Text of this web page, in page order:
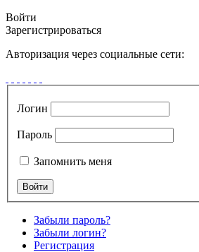
Войти
Зарегистрироваться
Авторизация через социальные сети:
Логин
Пароль
Запомнить меня
Забыли пароль?
Забыли логин?
Регистрация